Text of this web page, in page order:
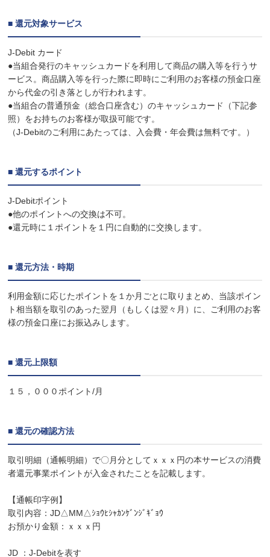
■ 還元対象サービス
J-Debit カード
●当組合発行のキャッシュカードを利用して商品の購入等を行うサ
ービス。商品購入等を行った際に即時にご利用のお客様の預金口座
から代金の引き落としが行われます。
●当組合の普通預金（総合口座含む）のキャッシュカード（下記参
照）をお持ちのお客様が取扱可能です。
（J-Debitのご利用にあたっては、入会費・年会費は無料です。）
■ 還元するポイント
J-Debitポイント
●他のポイントへの交換は不可。
●還元時に１ポイントを１円に自動的に交換します。
■ 還元方法・時期
利用金額に応じたポイントを１か月ごとに取りまとめ、当該ポイン
ト相当額を取引のあった翌月（もしくは翌々月）に、ご利用のお客
様の預金口座にお振込みします。
■ 還元上限額
１５，０００ポイント/月
■ 還元の確認方法
取引明細（通帳明細）で〇月分としてｘｘｘ円の本サービスの消費
者還元事業ポイントが入金されたことを記載します。
【通帳印字例】
取引内容：JD△MM△ｼｮｳﾋｼｬｶﾝｹﾞﾝｼﾞｷﾞｮｳ
お預かり金額：ｘｘｘ円
JD ：J-Debitを表す